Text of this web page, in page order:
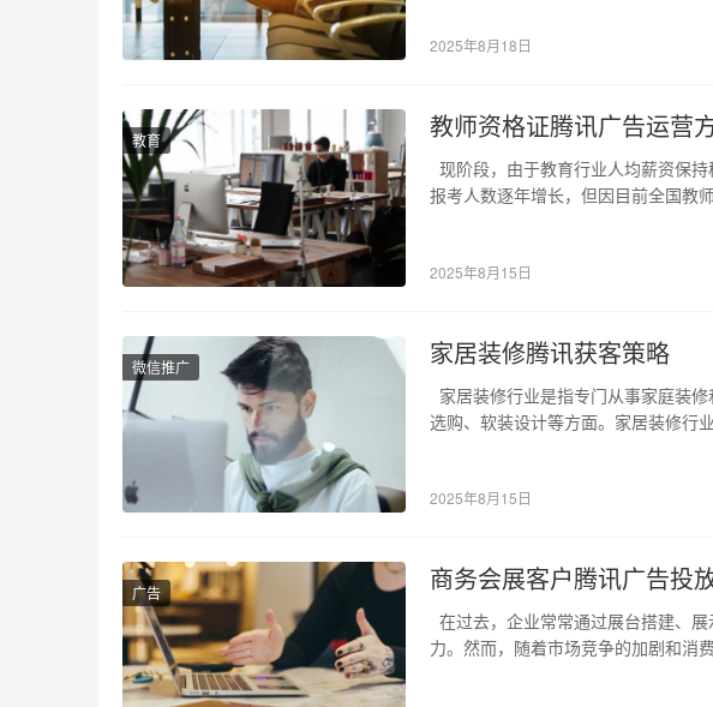
2025年8月18日
教育 教师资格证腾讯广告运营
现阶段，由于教育行业人均薪资保
报考人数逐年增长，但因目前全国教
2025年8月15日
微信推广 家居装修腾讯获客策略
家居装修行业是指专门从事家庭装
选购、软装设计等方面。家居装修行
2025年8月15日
广告 商务会展客户腾讯广告投
在过去，企业常常通过展台搭建、
力。然而，随着市场竞争的加剧和消